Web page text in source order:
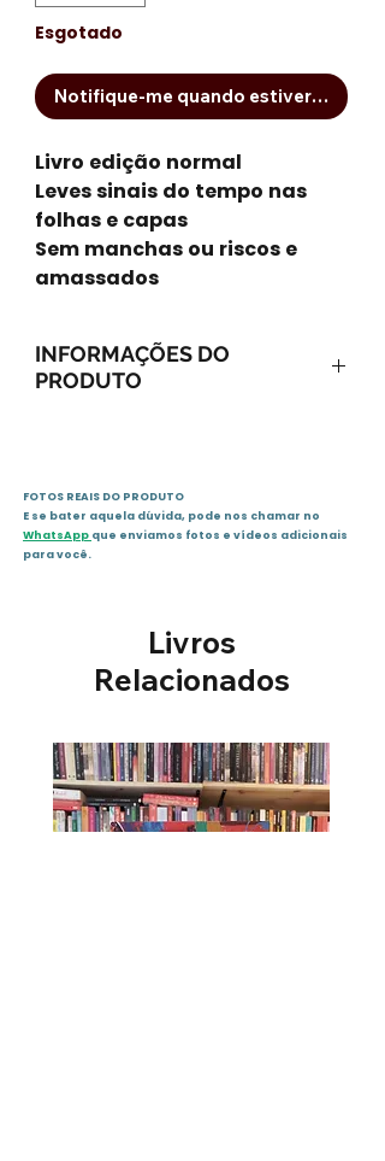
Esgotado
Notifique-me quando estiver
Livro edição normal
Leves sinais do tempo nas
folhas e capas
Sem manchas ou riscos e
amassados
INFORMAÇÕES DO
PRODUTO
Idioma: Português
ASIN: B005131QTK
Dimensões da
FOTOS REAIS DO PRODUTO
E se bater aquela dúvida, pode nos chamar no
WhatsApp que enviamos fotos e vídeos adicionais
para você.
Livros
Relacionados